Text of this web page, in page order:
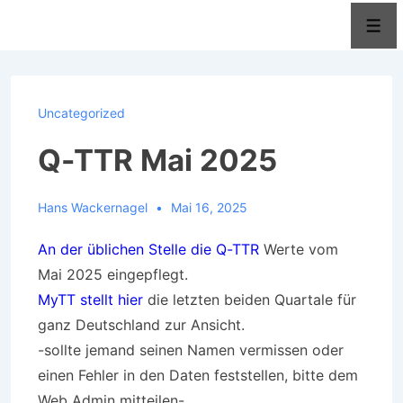
Uncategorized
Q-TTR Mai 2025
Hans Wackernagel Mai 16, 2025
An der üblichen Stelle die Q-TTR Werte vom
Mai 2025 eingepflegt.
MyTT stellt hier die letzten beiden Quartale für
ganz Deutschland zur Ansicht.
-sollte jemand seinen Namen vermissen oder
einen Fehler in den Daten feststellen, bitte dem